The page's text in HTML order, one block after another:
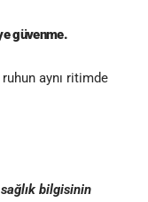
güvenme.
aynı ritimde
bilgisinin